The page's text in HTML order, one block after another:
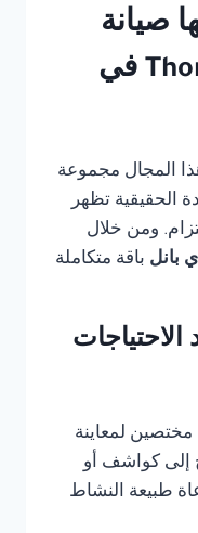
صيانة
نظام انذار حريق Thorn في
المجال مجموعة
الحقيقية تظهر
ومن خلال
بانل باقة متكاملة
لمعاينة
إلى كواشف أو
طبيعة النشاط